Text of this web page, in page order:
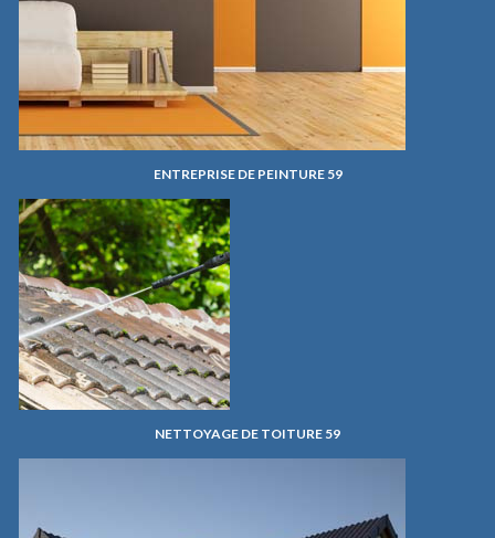
ENTREPRISE DE PEINTURE 59
NETTOYAGE DE TOITURE 59